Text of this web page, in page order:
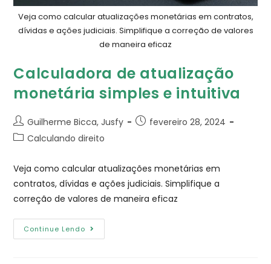
Veja como calcular atualizações monetárias em contratos,
dívidas e ações judiciais. Simplifique a correção de valores
de maneira eficaz
Calculadora de atualização
monetária simples e intuitiva
Guilherme Bicca, Jusfy
fevereiro 28, 2024
Calculando direito
Veja como calcular atualizações monetárias em
contratos, dívidas e ações judiciais. Simplifique a
correção de valores de maneira eficaz
Continue Lendo